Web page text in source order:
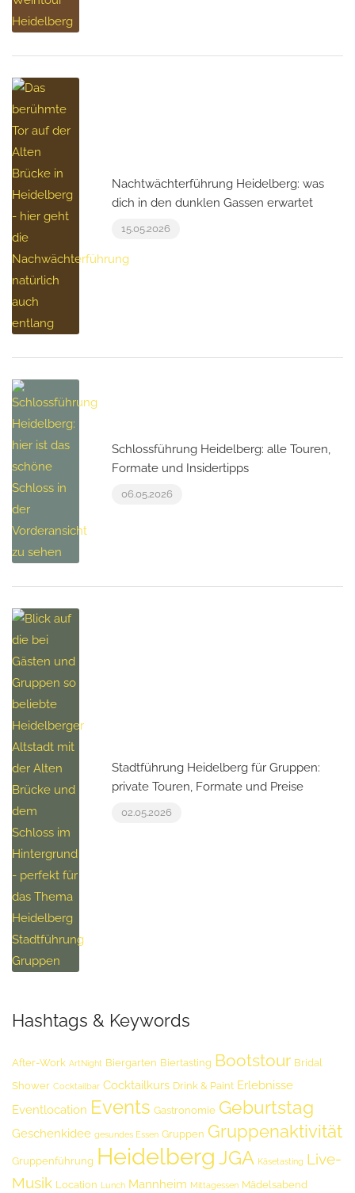
Nachtwächterführung Heidelberg: was
dich in den dunklen Gassen erwartet
15.05.2026
Schlossführung Heidelberg: alle Touren,
Formate und Insidertipps
06.05.2026
Stadtführung Heidelberg für Gruppen:
private Touren, Formate und Preise
02.05.2026
Hashtags & Keywords
After-Work ArtNight Biergarten Biertasting Bootstour Bridal
Shower Cocktailbar Cocktailkurs Drink & Paint Erlebnisse
Eventlocation Events Gastronomie Geburtstag
Geschenkidee gesundes Essen Gruppen Gruppenaktivität
Gruppenführung Heidelberg JGA Käsetasting Live-
Musik Location Lunch Mannheim Mittagessen Mädelsabend